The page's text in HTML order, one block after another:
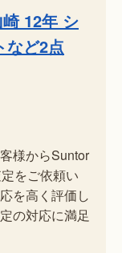
12年 シ
など2点
様からSuntor
をご依頼い
を高く評価し
の対応に満足